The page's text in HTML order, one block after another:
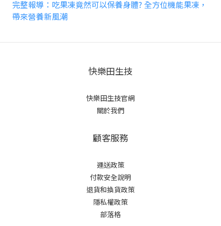
完整報導：吃果凍竟然可以保養身體? 全方位機能果凍，
帶來營養新風潮
快樂田生技
快樂田生技官網
關於我們
顧客服務
運送政策
付款安全說明
退貨和換貨政策
隱私權政策
部落格